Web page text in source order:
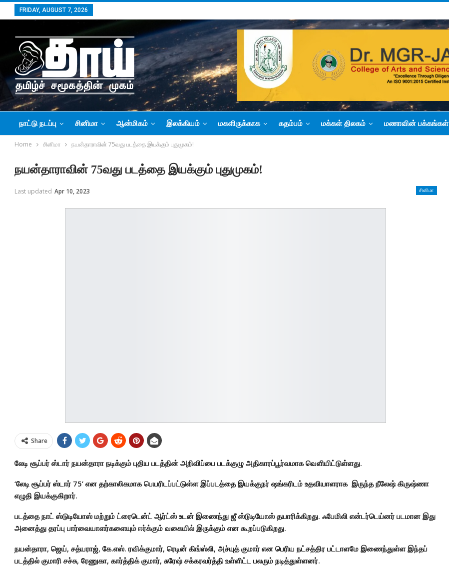
FRIDAY, AUGUST 7, 2026
நாட்டு நடப்பு சினிமா ஆன்மிகம் இலக்கியம் மகளிருக்காக கதம்பம் மக்கள் திலகம் மணாவின் பக்கங்கள்
Home சினிமா நயன்தாராவின் 75வது படத்தை இயக்கும் புதுமுகம்!
நயன்தாராவின் 75வது படத்தை இயக்கும் புதுமுகம்!
சினிமா
Last updated Apr 10, 2023
Share
லேடி சூப்பர் ஸ்டார் நயன்தாரா நடிக்கும் புதிய படத்தின் அறிவிப்பை படக்குழு அதிகாரப்பூர்வமாக வெளியிட்டுள்ளது.
‘லேடி சூப்பர் ஸ்டார் 75’ என தற்காலிகமாக பெயரிடப்பட்டுள்ள இப்படத்தை இயக்குநர் ஷங்கரிடம் உதவியாளராக இருந்த நீலேஷ் கிருஷ்ணா
எழுதி இயக்குகிறார்.
படத்தை நாட் ஸ்டுடியோஸ் மற்றும் ட்ரைடென்ட் ஆர்ட்ஸ் உடன் இணைந்து ஜீ ஸ்டுடியோஸ் தயாரிக்கிறது. ஃபேமிலி என்டர்டெய்னர் படமான இது
அனைத்து தரப்பு பார்வையாளர்களையும் ஈர்க்கும் வகையில் இருக்கும் என கூறப்படுகிறது.
நயன்தாரா, ஜெய், சத்யராஜ், கே.எஸ். ரவிக்குமார், ரெடின் கிங்ஸ்லி, அச்யுத் குமார் என பெரிய நட்சத்திர பட்டாளமே இணைந்துள்ள இந்தப்
படத்தில் குமாரி சச்சு, ரேணுகா, கார்த்திக் குமார், சுரேஷ் சக்கரவர்த்தி உள்ளிட்ட பலரும் நடித்துள்ளனர்.